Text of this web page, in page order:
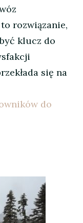
rozwiązanie,
klucz do
się na
do